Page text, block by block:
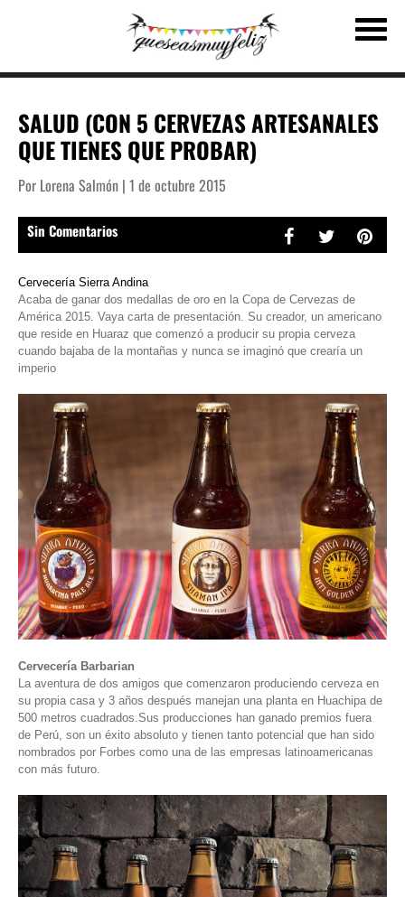
SALUD (CON 5 CERVEZAS ARTESANALES
QUE TIENES QUE PROBAR)
Por Lorena Salmón | 1 de octubre 2015
Sin Comentarios
Cervecería Sierra Andina
Acaba de ganar dos medallas de oro en la Copa de Cervezas de
América 2015. Vaya carta de presentación. Su creador, un americano
que reside en Huaraz que comenzó a producir su propia cerveza
cuando bajaba de la montañas y nunca se imaginó que crearía un
imperio
Cervecería Barbarian
La aventura de dos amigos que comenzaron produciendo cerveza en
su propia casa y 3 años después manejan una planta en Huachipa de
500 metros cuadrados.Sus producciones han ganado premios fuera
de Perú, son un éxito absoluto y tienen tanto potencial que han sido
nombrados por Forbes como una de las empresas latinoamericanas
con más futuro.